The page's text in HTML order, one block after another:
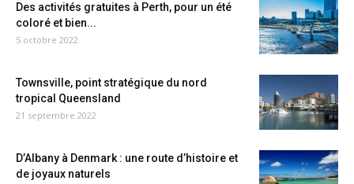
Des activités gratuites à Perth, pour un été
coloré et bien...
5 octobre 2022
Townsville, point stratégique du nord
tropical Queensland
21 septembre 2022
D’Albany à Denmark : une route d’histoire et
de joyaux naturels